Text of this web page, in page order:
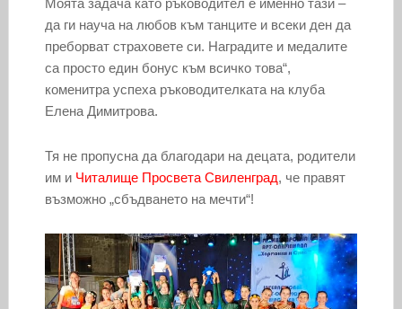
Моята задача като ръководител е именно тази –
да ги науча на любов към танците и всеки ден да
преборват страховете си. Наградите и медалите
са просто един бонус към всичко това“,
коменитра успеха ръководителката на клуба
Елена Димитрова.
Тя не пропусна да благодари на децата, родители
им и Читалище Просвета Свиленград, че правят
възможно „сбъдването на мечти“!